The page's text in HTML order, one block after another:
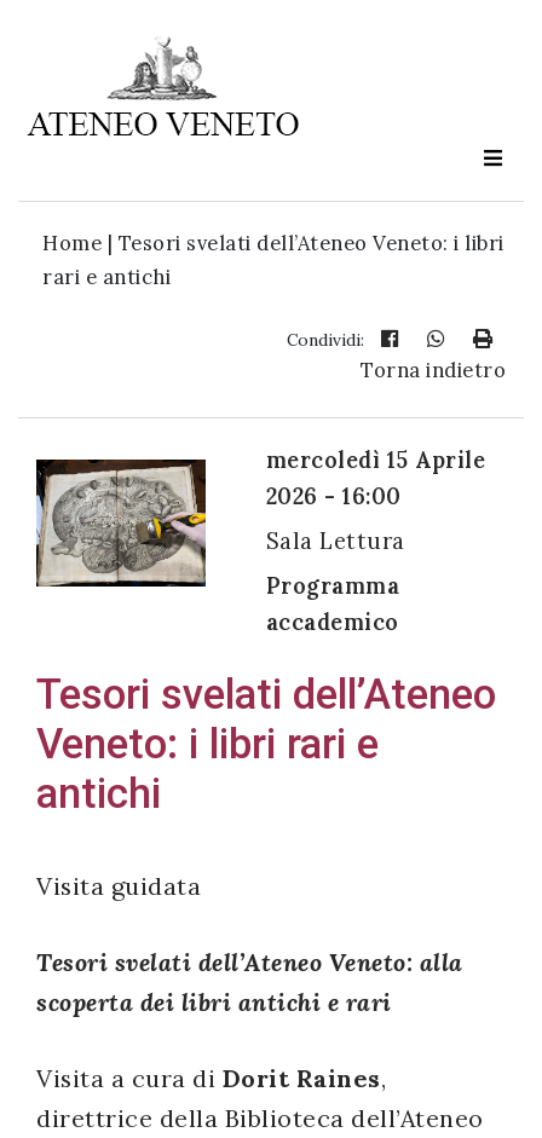
Home | Tesori svelati dell’Ateneo Veneto: i libri
rari e antichi
Condividi:
Torna indietro
mercoledì 15 Aprile
2026 - 16:00
Sala Lettura
Programma
accademico
Tesori svelati dell’Ateneo
Veneto: i libri rari e
antichi
Visita guidata
Tesori svelati dell’Ateneo Veneto: alla
scoperta dei libri antichi e rari
Visita a cura di Dorit Raines,
direttrice della Biblioteca dell’Ateneo
Ateneo
è
cultura
Acconsento
all'uso dei
miei dati
personali in
accordo
decreto
196/03
avvenuta con
successo!